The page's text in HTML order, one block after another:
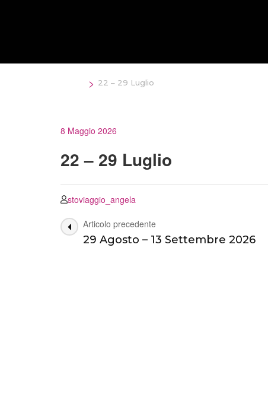
> 22 – 29 Luglio
8 Maggio 2026
22 – 29 Luglio
stoviaggio_angela
Navigazione
articoli
Articolo precedente
29 Agosto – 13 Settembre 2026